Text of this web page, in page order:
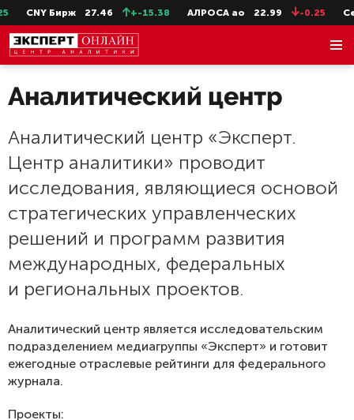
CNY Бирж 27.46 +-15.38 АЛРОСА ао 22.99 -0.25
Аналитический центр
Аналитический центр «Эксперт.
Центр аналитики» проводит
исследования, являющиеся основой
стратегических управленческих
решений и программ развития
международных, федеральных
и региональных проектов.
Аналитический центр является исследовательским
подразделением медиагруппы «Эксперт» и готовит
ежегодные отраслевые рейтинги для федерального
журнала.
Проекты: